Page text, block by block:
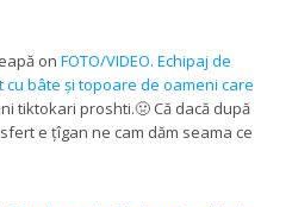
onFOTO/VIDEO. Echipaj de
bâte și topoare de oameni care
tiktokari proshti.🤢 Că dacă după
e țîgan ne cam dăm seama ce